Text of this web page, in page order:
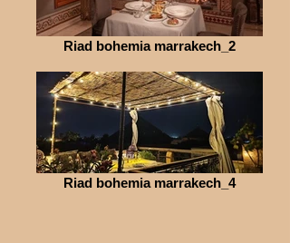
Riad bohemia marrakech_2
Riad bohemia marrakech_4